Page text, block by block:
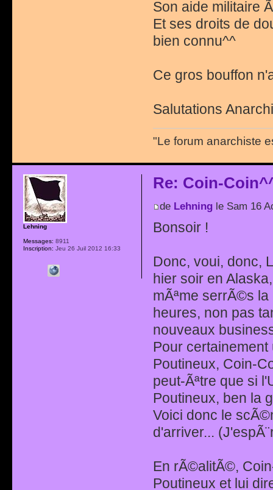
Son aide militaire
Et ses droits de
bien connu^^
Ce gros bouffon
Salutations
"Le forum anarchiste
Re: Coin-
de Lehningle Sam 16
Bonsoir !
Donc, voui, donc,
hier soir en
mÃªme serrÃ©s
heures, non pas
nouveaux
Pour
Poutineux, Coin-
peut-Ãªtre que si
Poutineux, ben la
Voici donc le
d'arriver...
En rÃ©alitÃ©,
Poutineux et lui
Lehning
Messages: 8911
Inscription: Jeu 26 Juil 2012 16:33